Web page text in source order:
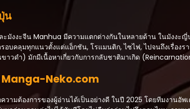
น
มังงะจีน Manhua มีความแตกต่างกันในหลายด้าน ในมังงะญี่
อบคลุมทุกแนวตั้งแต่แอ็กชัน, โรแมนติก, ไซไฟ, ไปจนถึงเรื่อ
าวดำ) มักมีเนื้อหาเกี่ยวกับการกลับชาติมาเกิด
Manga-Neko.com
วามต้องการของผู้อ่านได้เป็นอย่างดี ในปี 2025 โดยทีมงานอั